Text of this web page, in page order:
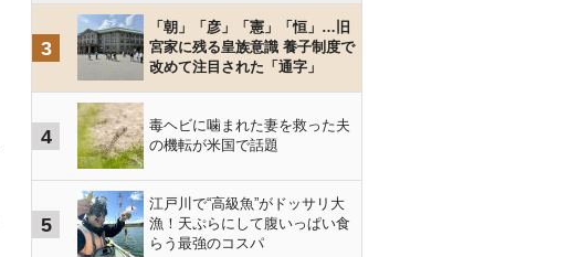
3
「朝」「彦」「憲」「恒」…旧
宮家に残る皇族意識 養子制度で
改めて注目された「通字」
4
毒ヘビに噛まれた妻を救った夫
の機転が米国で話題
5
江戸川で“高級魚”がドッサリ大
漁！天ぷらにして腹いっぱい食
らう最強のコスパ